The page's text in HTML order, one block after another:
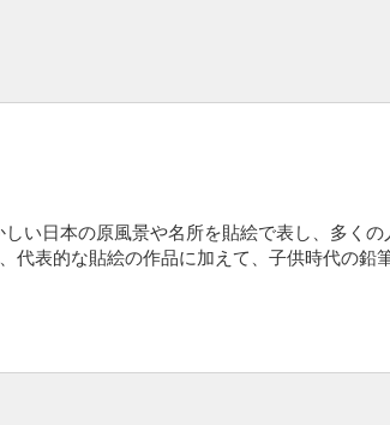
験した時代に生きています。 そして、世の中
い日本の原風景や名所を貼絵で表し、多くの
代表的な貼絵の作品に加えて、子供時代の鉛
の生涯と画業を紹介します。